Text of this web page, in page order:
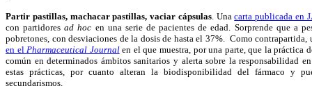
Partir pastillas, machacar pastillas, vaciar cápsulas. Unacarta publicada en
con partidoresad hoc en una serie de pacientes de edad. Sorprende que a
pobretones, con desviaciones de la dosis de hasta el 37%. Como
en el Pharmaceutical Journalen el que muestra, por una parte, que la práctica
común en determinados ámbitos sanitarios y alerta sobre la responsabilidad
estas prácticas, por cuanto alteran la biodisponibilidad del fármaco y
secundarismos.